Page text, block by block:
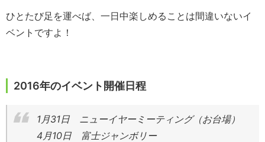
ひとたび足を運べば、一日中楽しめることは間違いないイ
ベントですよ！
2016年のイベント開催日程
1月31日 ニューイヤーミーティング（お台場）
4月10日 富士ジャンボリー